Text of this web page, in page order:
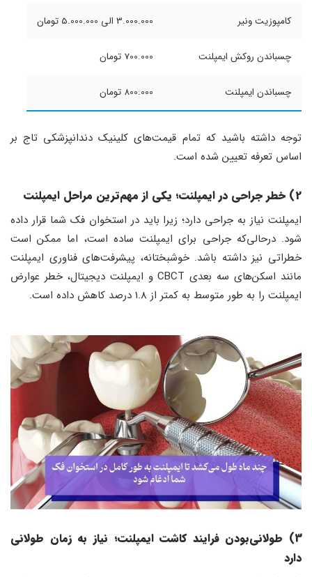
کامپوزیت ونیر 3.000.000 الی 5.000.000 تومان
چسباندن روکش ایمپلنت 700.000 تومان
چسباندن ایمپلنت 800.000 تومان
توجه داشته باشید که تمام قیمت‌های کلینیک دندانپزشکی تاج بر
اساس تعرفه تعیین شده است.
2) خطر جراحی در ایمپلنت؛ یکی از مهم‌ترین مراحل ایمپلنت
ایمپلنت نیاز به جراحی دارد؛ زیرا باید در استخوان فک شما قرار داده
شود. درحالی‌که جراحی برای ایمپلنت ساده است، اما ممکن است
خطراتی نیز داشته باشد. خوشبختانه، پیشرفت‌های فناوری ایمپلنت
مانند اسکن‌های سه بعدی CBCT و ایمپلنت دیجیتال، خطر عوارض
ایمپلنت را به طور متوسط ​​به کمتر از 1.8 درصد کاهش داده است.
3) طولانی‌بودن فرایند کاشت ایمپلنت؛ نیاز به زمان طولانی
دارد